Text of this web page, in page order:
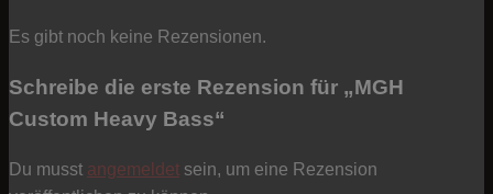
Es gibt noch keine Rezensionen.
Schreibe die erste Rezension für „MGH
Custom Heavy Bass“
Du musst angemeldet sein, um eine Rezension